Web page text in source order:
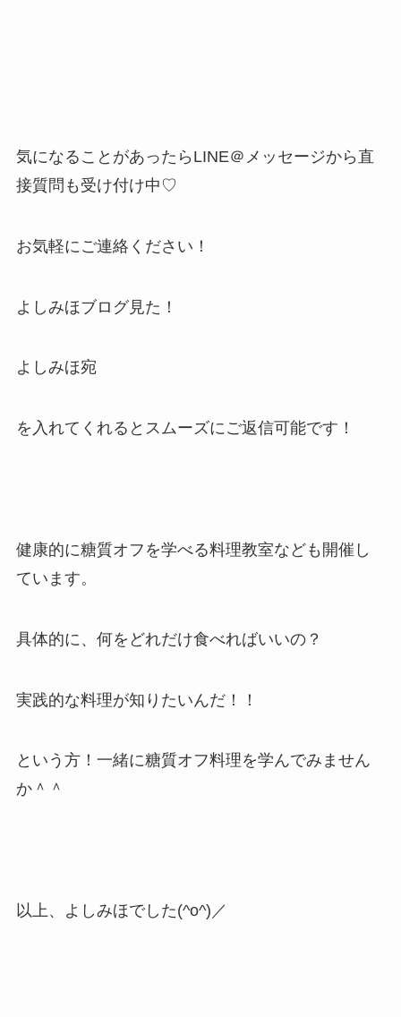
気になることがあったらLINE＠メッセージから直
接質問も受け付け中♡
お気軽にご連絡ください！
よしみほブログ見た！
よしみほ宛
を入れてくれるとスムーズにご返信可能です！
健康的に糖質オフを学べる料理教室なども開催し
ています。
具体的に、何をどれだけ食べればいいの？
実践的な料理が知りたいんだ！！
という方！一緒に糖質オフ料理を学んでみません
か＾＾
以上、よしみほでした(^o^)／